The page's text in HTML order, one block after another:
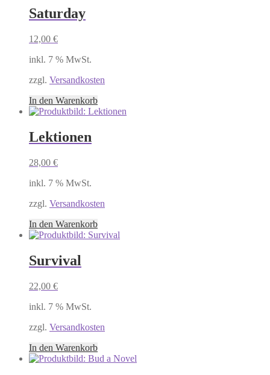
Saturday
12,00 €
inkl. 7 % MwSt.
zzgl. Versandkosten
In den Warenkorb
Lektionen
28,00 €
inkl. 7 % MwSt.
zzgl. Versandkosten
In den Warenkorb
Survival
22,00 €
inkl. 7 % MwSt.
zzgl. Versandkosten
In den Warenkorb